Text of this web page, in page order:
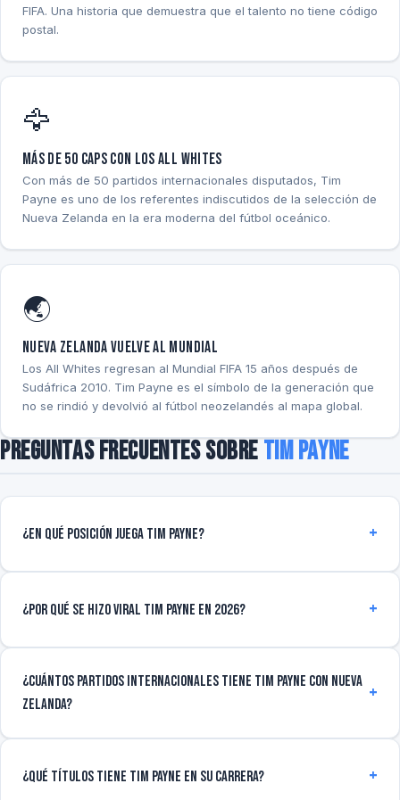
FIFA. Una historia que demuestra que el talento no tiene código
postal.
🦅
Más de 50 caps con los All Whites
Con más de 50 partidos internacionales disputados, Tim
Payne es uno de los referentes indiscutidos de la selección de
Nueva Zelanda en la era moderna del fútbol oceánico.
🌏
Nueva Zelanda vuelve al Mundial
Los All Whites regresan al Mundial FIFA 15 años después de
Sudáfrica 2010. Tim Payne es el símbolo de la generación que
no se rindió y devolvió al fútbol neozelandés al mapa global.
Preguntas frecuentes sobre Tim Payne
¿En qué posición juega Tim Payne?
¿Por qué se hizo viral Tim Payne en 2026?
¿Cuántos partidos internacionales tiene Tim Payne con Nueva
Zelanda?
¿Qué títulos tiene Tim Payne en su carrera?